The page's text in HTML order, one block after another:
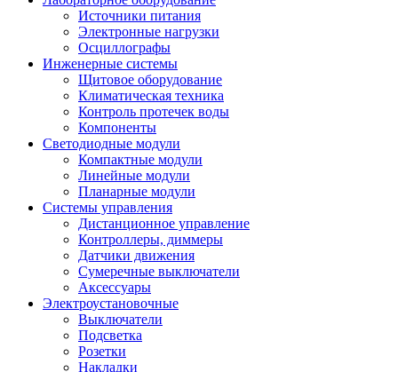
Источники питания
Электронные нагрузки
Осциллографы
Инженерные системы
Щитовое оборудование
Климатическая техника
Контроль протечек воды
Компоненты
Светодиодные модули
Компактные модули
Линейные модули
Планарные модули
Системы управления
Дистанционное управление
Контроллеры, диммеры
Датчики движения
Сумеречные выключатели
Аксессуары
Электроустановочные
Выключатели
Подсветка
Розетки
Накладки